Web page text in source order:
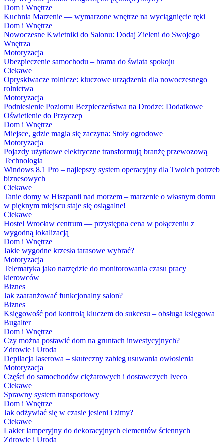
Dom i Wnętrze
Kuchnia Marzenie — wymarzone wnętrze na wyciągnięcie ręki
Dom i Wnętrze
Nowoczesne Kwietniki do Salonu: Dodaj Zieleni do Swojego
Wnętrza
Motoryzacja
Ubezpieczenie samochodu – brama do świata spokoju
Ciekawe
Opryskiwacze rolnicze: kluczowe urządzenia dla nowoczesnego
rolnictwa
Motoryzacja
Podniesienie Poziomu Bezpieczeństwa na Drodze: Dodatkowe
Oświetlenie do Przyczep
Dom i Wnętrze
Miejsce, gdzie magia się zaczyna: Stoły ogrodowe
Motoryzacja
Pojazdy użytkowe elektryczne transformują branżę przewozową
Technologia
Windows 8.1 Pro – najlepszy system operacyjny dla Twoich potrzeb
biznesowych
Ciekawe
Tanie domy w Hiszpanii nad morzem – marzenie o własnym domu
w pięknym miejscu staje się osiągalne!
Ciekawe
Hostel Wrocław centrum — przystępna cena w połączeniu z
wygodną lokalizacją
Dom i Wnętrze
Jakie wygodne krzesła tarasowe wybrać?
Motoryzacja
Telematyka jako narzędzie do monitorowania czasu pracy
kierowców
Biznes
Jak zaaranżować funkcjonalny salon?
Biznes
Księgowość pod kontrolą kluczem do sukcesu – obsługa księgowa
Bugalter
Dom i Wnętrze
Czy można postawić dom na gruntach inwestycyjnych?
Zdrowie i Uroda
Depilacja laserowa – skuteczny zabieg usuwania owłosienia
Motoryzacja
Części do samochodów ciężarowych i dostawczych Iveco
Ciekawe
Sprawny system transportowy
Dom i Wnętrze
Jak odżywiać się w czasie jesieni i zimy?
Ciekawe
Lakier lamperyjny do dekoracyjnych elementów ściennych
Zdrowie i Uroda